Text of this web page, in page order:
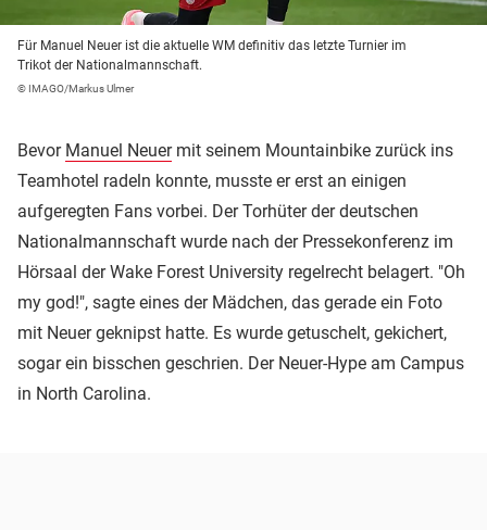
Für Manuel Neuer ist die aktuelle WM definitiv das letzte Turnier im
Trikot der Nationalmannschaft.
© IMAGO/Markus Ulmer
Bevor Manuel Neuermit seinem Mountainbike zurück ins
Teamhotel radeln konnte, musste er erst an einigen
aufgeregten Fans vorbei. Der Torhüter der deutschen
Nationalmannschaft wurde nach der Pressekonferenz im
Hörsaal der Wake Forest University regelrecht belagert. "Oh
my god!", sagte eines der Mädchen, das gerade ein Foto
mit Neuer geknipst hatte. Es wurde getuschelt, gekichert,
sogar ein bisschen geschrien. Der Neuer-Hype am Campus
in North Carolina.